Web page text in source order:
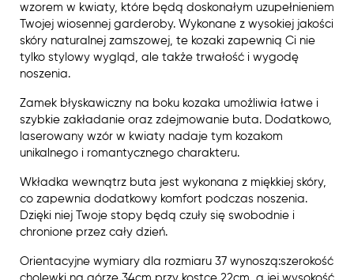
wzorem w kwiaty, które będą doskonałym uzupełnieniem
Twojej wiosennej garderoby. Wykonane z wysokiej jakości
skóry naturalnej zamszowej, te kozaki zapewnią Ci nie
tylko stylowy wygląd, ale także trwałość i wygodę
noszenia.
Zamek błyskawiczny na boku kozaka umożliwia łatwe i
szybkie zakładanie oraz zdejmowanie buta. Dodatkowo,
laserowany wzór w kwiaty nadaje tym kozakom
unikalnego i romantycznego charakteru.
Wkładka wewnątrz buta jest wykonana z miękkiej skóry,
co zapewnia dodatkowy komfort podczas noszenia.
Dzięki niej Twoje stopy będą czuły się swobodnie i
chronione przez cały dzień.
Orientacyjne wymiary dla rozmiaru 37 wynoszą:szerokość